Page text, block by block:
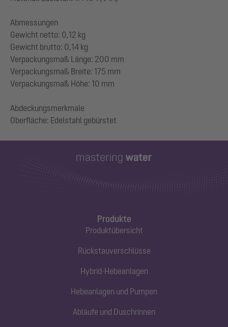
Abmessungen
Gewicht netto: 0,12 kg
Gewicht brutto: 0,14 kg
Verpackungsmaß Länge: 200 mm
Verpackungsmaß Breite: 175 mm
Verpackungsmaß Höhe: 10 mm
Abdeckungsmerkmale
Produkte
Produktübersicht
Rückstauverschlüsse
Hybrid-Hebeanlagen
Hebeanlagen und Pumpen
Abläufe und Duschrinnen